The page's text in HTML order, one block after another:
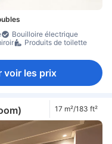
Bouilloire électrique
Produits de toilette
voir les prix
17 m²/183 ft²